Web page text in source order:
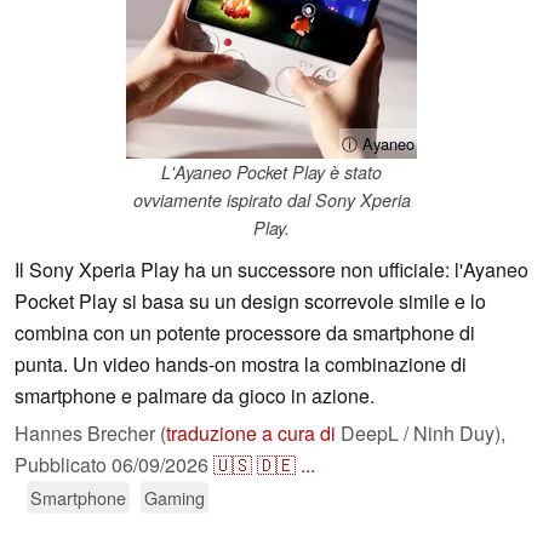
ⓘ Ayaneo
L'Ayaneo Pocket Play è stato
ovviamente ispirato dal Sony Xperia
Play.
Il Sony Xperia Play ha un successore non ufficiale: l'Ayaneo
Pocket Play si basa su un design scorrevole simile e lo
combina con un potente processore da smartphone di
punta. Un video hands-on mostra la combinazione di
smartphone e palmare da gioco in azione.
Hannes Brecher (traduzione a cura di DeepL / Ninh Duy),
Pubblicato 06/09/2026🇺🇸🇩🇪 ...
Smartphone Gaming